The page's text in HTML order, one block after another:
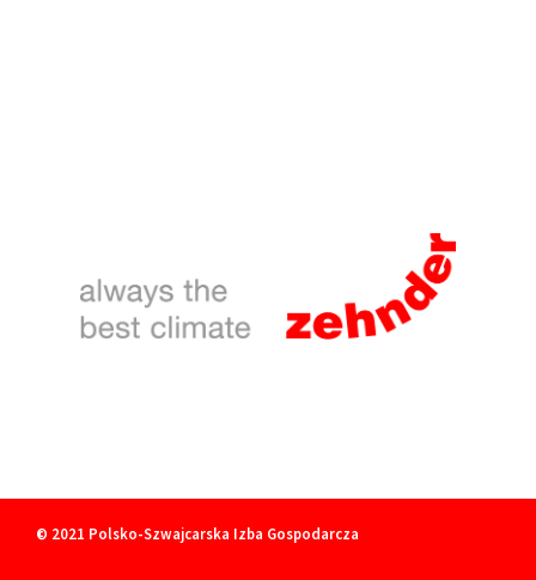
© 2021 Polsko-Szwajcarska Izba Gospodarcza